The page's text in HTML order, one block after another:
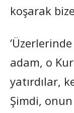
koşarak
adam, o
yatırdılar,
Şimdi, onun